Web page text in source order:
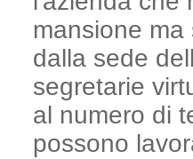
mansione
dalla sede
segretarie
al numero di
possono